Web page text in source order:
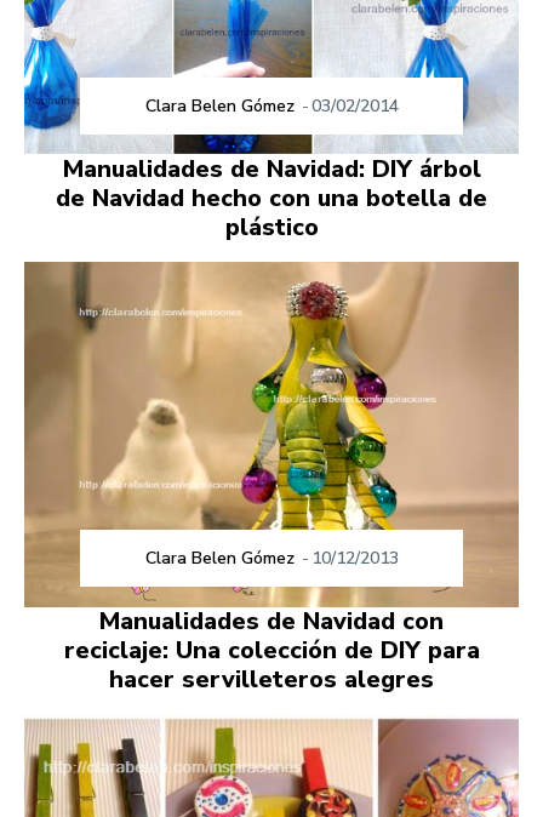
Clara Belen Gómez -03/02/2014
Manualidades de Navidad: DIY árbol
de Navidad hecho con una botella de
plástico
Clara Belen Gómez - 10/12/2013
Manualidades de Navidad con
reciclaje: Una colección de DIY para
hacer servilleteros alegres